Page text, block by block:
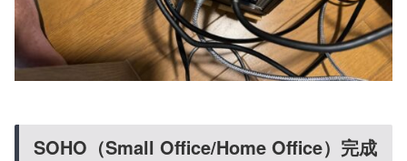
SOHO（Small Office/Home Office）完成